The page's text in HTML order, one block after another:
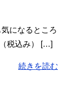
になるところ
税込み） […]
続きを読む